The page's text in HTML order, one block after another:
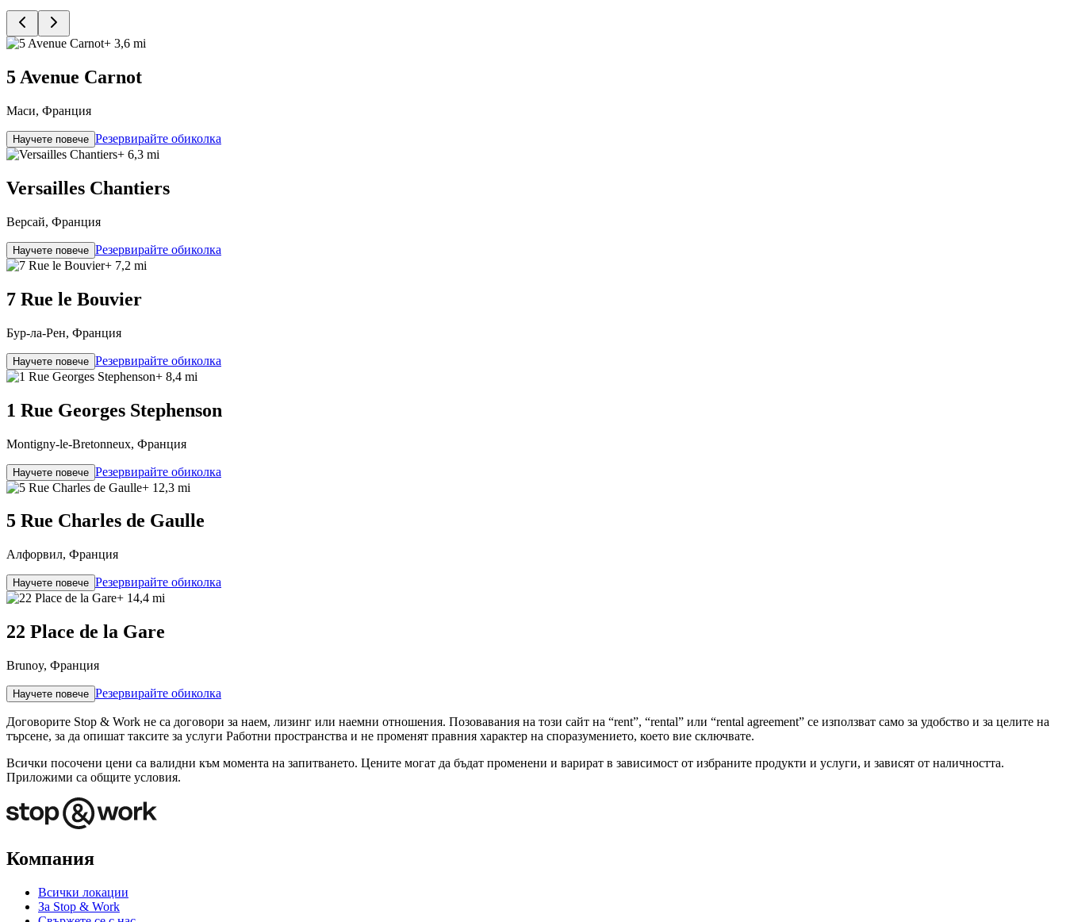
+ 3,6 mi
5 Avenue Carnot
Маси, Франция
Научете повече Резервирайте обиколка
+ 6,3 mi
Versailles Chantiers
Версай, Франция
Научете повече Резервирайте обиколка
+ 7,2 mi
7 Rue le Bouvier
Бур-ла-Рен, Франция
Научете повече Резервирайте обиколка
+ 8,4 mi
1 Rue Georges Stephenson
Montigny-le-Bretonneux, Франция
Научете повече Резервирайте обиколка
+ 12,3 mi
5 Rue Charles de Gaulle
Алфорвил, Франция
Научете повече Резервирайте обиколка
+ 14,4 mi
22 Place de la Gare
Brunoy, Франция
Научете повече Резервирайте обиколка
Договорите Stop & Work не са договори за наем, лизинг или наемни отношения. Позовавания на този сайт на “rent”, “rental” или “rental agreement” се използват само за удобство и за целите на
търсене, за да опишат таксите за услуги Работни пространства и не променят правния характер на споразумението, което вие сключвате.
Всички посочени цени са валидни към момента на запитването. Цените могат да бъдат променени и варират в зависимост от избраните продукти и услуги, и зависят от наличността.
Приложими са общите условия.
Компания
Всички локации
За Stop & Work